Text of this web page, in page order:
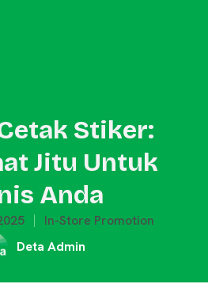
Stiker:
Jitu Untuk
Anda
In-Store Promotion
Deta Admin